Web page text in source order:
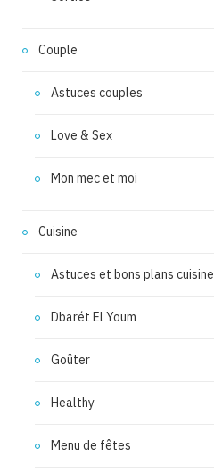
Couple
Astuces couples
Love & Sex
Mon mec et moi
Cuisine
Astuces et bons plans cuisine
Dbarét El Youm
Goûter
Healthy
Menu de fêtes